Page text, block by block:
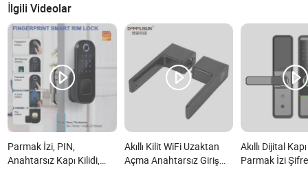
İlgili Videolar
Parmak İzi, PIN,
Anahtarsız Kapı Kilidi,
Akıllı Kilit WiFi Uzaktan
Açma Anahtarsız Giriş
Akıllı Dijital
Parmak İzi